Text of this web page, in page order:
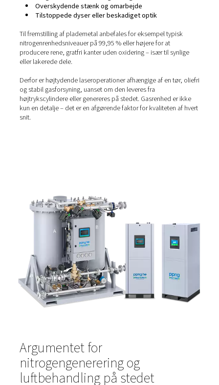
Hjælpegasser: Hvorfor
vigtig
For at opnå rene, nøjagtige og oxidationsfri snit er
eller tør trykluft. Disse gasser spiller en afgørende rolle i
skæreprocessen ved at:
snitkvaliteten og systemets ydeevne.
Selv lave niveauer af forurenende stoffer – såsom fugt,
oliedampe eller støvpartikler – kan forårsage:
Brændte eller misfarvede kanter
Grove eller uensartede snit
Langsommere behandlingshastigheder
Overskydende stænk og omarbejde
Tilstoppede dyser eller beskadiget optik
nitrogenrenhedsniveauer på 99,95 % eller højere for at
producere rene, gratfri kanter uden oxidering – især til
eller lakerede dele.